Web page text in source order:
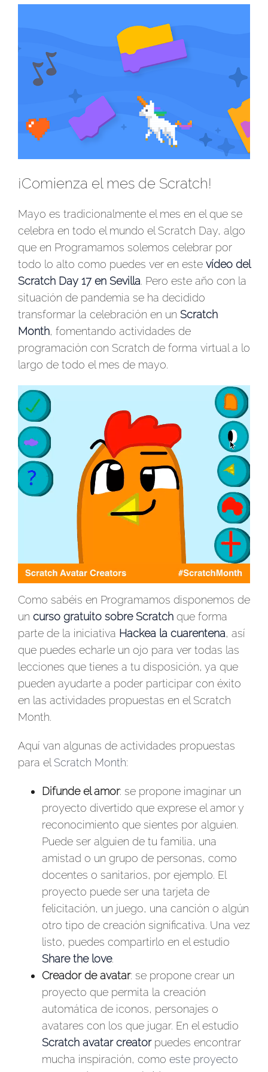
más
grande
¡Comienza el mes de Scratch!
Mayo es tradicionalmente el mes en el que se
celebra en todo el mundo el Scratch Day, algo
que en Programamos solemos celebrar por
todo lo alto como puedes ver en este vídeo del
Scratch Day 17 en Sevilla. Pero este año con la
situación de pandemia se ha decidido
transformar la celebración en un Scratch
Month, fomentando actividades de
programación con Scratch de forma virtual a lo
largo de todo el mes de mayo.
Como sabéis en Programamos disponemos de
un curso gratuito sobre Scratch que forma
parte de la iniciativa Hackea la cuarentena, así
que puedes echarle un ojo para ver todas las
lecciones que tienes a tu disposición, ya que
pueden ayudarte a poder participar con éxito
en las actividades propuestas en el Scratch
Month.
Aquí van algunas de actividades propuestas
para elScratch Month:
Difunde el amor: se propone imaginar un
proyecto divertido que exprese el amor y
reconocimiento que sientes por alguien.
Puede ser alguien de tu familia, una
amistad o un grupo de personas, como
docentes o sanitarios, por ejemplo. El
proyecto puede ser una tarjeta de
felicitación, un juego, una canción o algún
otro tipo de creación significativa. Una vez
listo, puedes compartirlo en el estudio
Share the love.
Creador de avatar: se propone crear un
proyecto que permita la creación
automática de iconos, personajes o
avatares con los que jugar. En el estudio
Scratch avatar creatorpuedes encontrar
mucha inspiración, como este proyecto